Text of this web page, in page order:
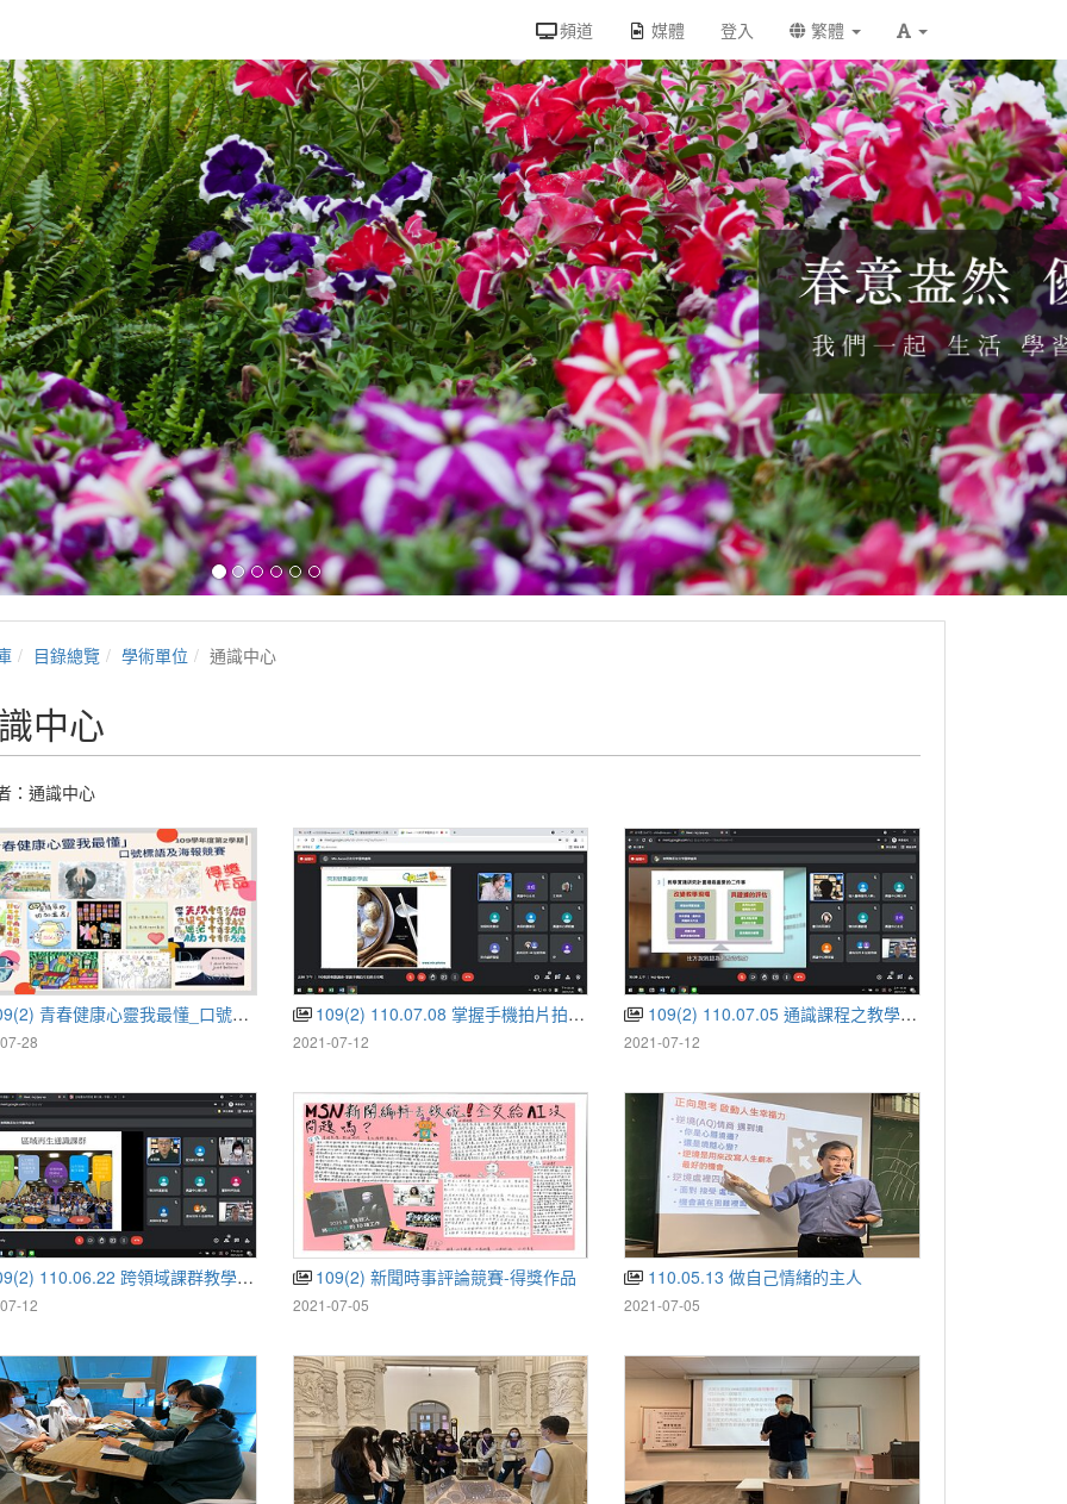
頻道 媒體 登入 繁體
目錄總覽 學術單位 通識中心
中心
：通識中心
青春健康心靈我最懂_口號標語及海報競賽-得獎作品
28
109(2) 110.07.08 掌握手機拍片拍照全功略
2021-07-12
109(2) 110.07.05 通識課程之教學與研究
2021-07-12
110.06.22 跨領域課群教學分享
12
109(2) 新聞時事評論競賽-得獎作品
2021-07-05
110.05.13 做自己情緒的主人
2021-07-05